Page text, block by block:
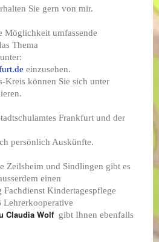
Sie gern von mir.
Möglichkeit umfassende
Thema
einzusehen.
Kreis können Sie sich unter
Frankfurt und der
persönlich Auskünfte.
Zeilsheim und Sindlingen gibt es
einen
Fachdienst Kindertagespflege
Lehrerkooperative
Claudia Wolf gibt Ihnen ebenfalls